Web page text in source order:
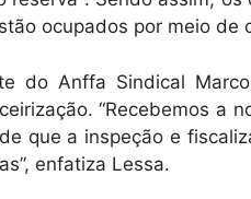
ocupados por meio de
do Anffa Sindical
“Recebemos a
que a inspeção e
enfatiza Lessa.